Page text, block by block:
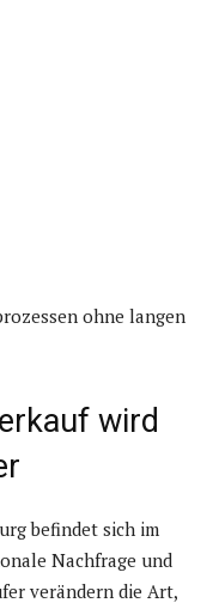
ohne langen
wird
befindet sich im
Nachfrage und
verändern die Art,